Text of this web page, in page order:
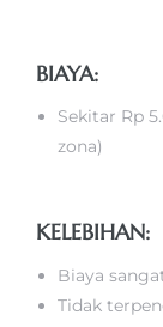
BIAYA:
Sekitar Rp
zona)
KELEBIHAN:
Biaya
Tidak